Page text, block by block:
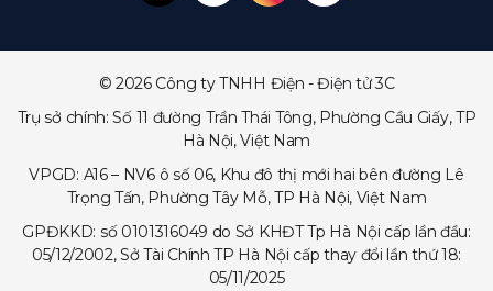
© 2026 Công ty TNHH Điện - Điện tử 3C
Trụ sở chính: Số 11 đường Trần Thái Tông, Phường Cầu Giấy, TP
Hà Nội, Việt Nam
VPGD: A16 – NV6 ô số 06, Khu đô thị mới hai bên đường Lê
Trọng Tấn, Phường Tây Mỗ, TP Hà Nội, Việt Nam
GPĐKKD: số 0101316049 do Sở KHĐT Tp Hà Nội cấp lần đầu:
05/12/2002, Sở Tài Chính TP Hà Nội cấp thay đổi lần thứ 18:
05/11/2025